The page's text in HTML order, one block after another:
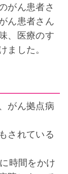
がん患者さ
ん患者さん
、医療のす
ました。
がん拠点病
されている
時間をかけ